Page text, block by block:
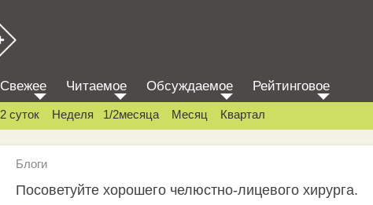
Свежее Читаемое Обсуждаемое Рейтинговое
2 суток Неделя 1/2месяца Месяц Квартал
Блоги
Посоветуйте хорошего челюстно-лицевого хирурга.